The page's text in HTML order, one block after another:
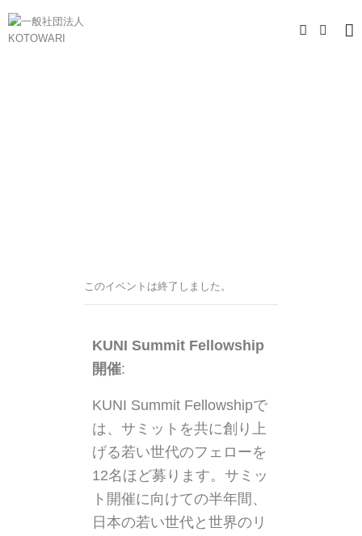
このイベントは終了しました。
KUNI Summit Fellowship
開催:
KUNI Summit Fellowshipで
は、サミットを共に創り上
げる若い世代のフェローを
12名ほど募ります。サミッ
ト開催に向けての半年間、
日本の若い世代と世界のリ